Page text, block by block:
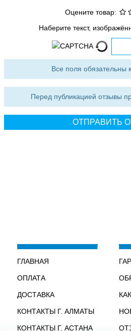
Оцените товар:
Наберите текст,
Все поля обязательны
Перед публикацией отзывы
ГЛАВНАЯ
ОПЛАТА
ДОСТАВКА
КОНТАКТЫ Г. АЛМАТЫ
КОНТАКТЫ Г. АСТАНА